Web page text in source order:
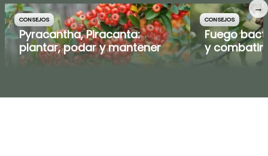
CONSEJOS
Pyracantha, Piracanta:
plantar, podar y mantener
CONSEJOS
Fuego
y combatir
→